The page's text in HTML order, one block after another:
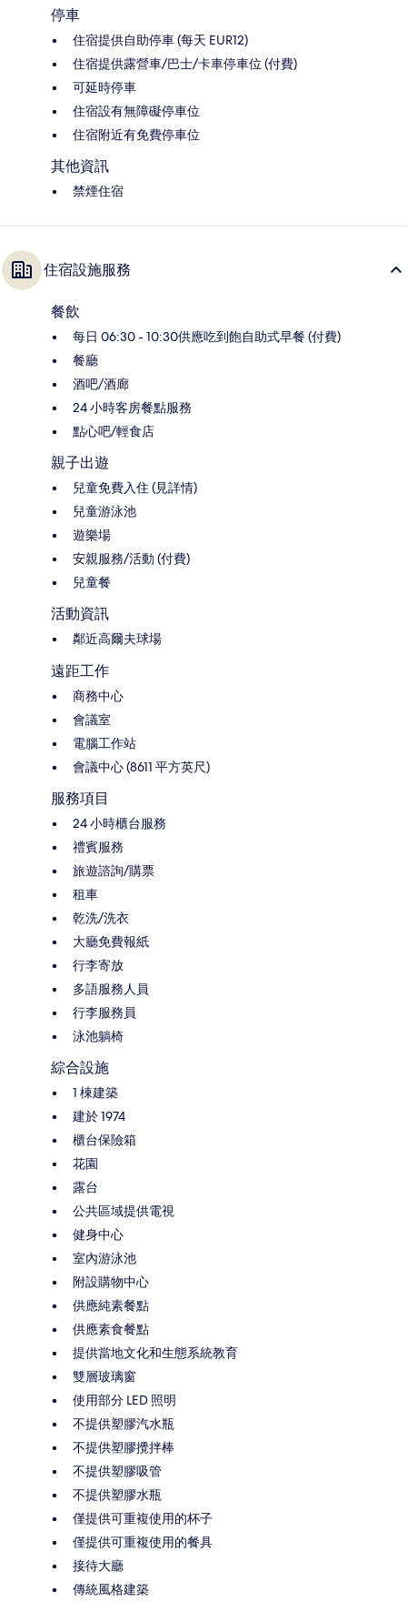
停車
住宿提供自助停車 (每天 EUR12)
住宿提供露營車/巴士/卡車停車位 (付費)
可延時停車
住宿設有無障礙停車位
住宿附近有免費停車位
其他資訊
禁煙住宿
住宿設施服務
餐飲
每日 06:30 - 10:30供應吃到飽自助式早餐 (付費)
餐廳
酒吧/酒廊
24 小時客房餐點服務
點心吧/輕食店
親子出遊
兒童免費入住 (見詳情)
兒童游泳池
遊樂場
安親服務/活動 (付費)
兒童餐
活動資訊
鄰近高爾夫球場
遠距工作
商務中心
會議室
電腦工作站
會議中心 (8611 平方英尺)
服務項目
24 小時櫃台服務
禮賓服務
旅遊諮詢/購票
租車
乾洗/洗衣
大廳免費報紙
行李寄放
多語服務人員
行李服務員
泳池躺椅
綜合設施
1 棟建築
建於 1974
櫃台保險箱
花園
露台
公共區域提供電視
健身中心
室內游泳池
附設購物中心
供應純素餐點
供應素食餐點
提供當地文化和生態系統教育
雙層玻璃窗
使用部分 LED 照明
不提供塑膠汽水瓶
不提供塑膠攪拌棒
不提供塑膠吸管
不提供塑膠水瓶
僅提供可重複使用的杯子
僅提供可重複使用的餐具
接待大廳
傳統風格建築